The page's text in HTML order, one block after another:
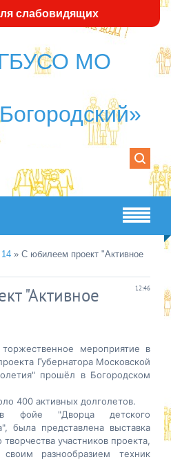
слабовидящих
МО
14 » С юбилеем проект "Активное
12:46
"Активное
мероприятие в
Губернатора Московской
прошёл в Богородском
400 активных долголетов.
фойе "Дворца детского
была представлена выставка
творчества участников проекта,
разнообразием техник